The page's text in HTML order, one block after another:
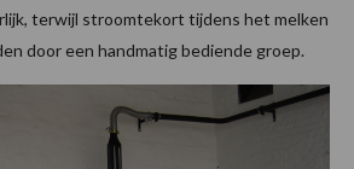
terwijl stroomtekort tijdens het melken
door een handmatig bediende groep.